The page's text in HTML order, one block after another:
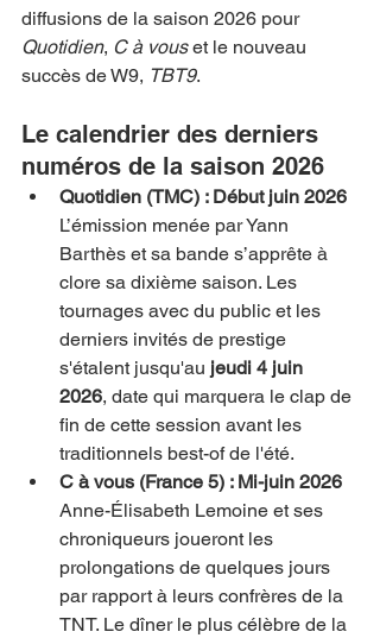
diffusions de la saison 2026 pour
Quotidien, C à vous et le nouveau
succès de W9, TBT9.
Le calendrier des derniers
numéros de la saison 2026
Quotidien (TMC) : Début juin 2026
L’émission menée par Yann
Barthès et sa bande s’apprête à
clore sa dixième saison. Les
tournages avec du public et les
derniers invités de prestige
s'étalent jusqu'au jeudi 4 juin
2026, date qui marquera le clap de
fin de cette session avant les
traditionnels best-of de l'été.
C à vous (France 5) : Mi-juin 2026
Anne-Élisabeth Lemoine et ses
chroniqueurs joueront les
prolongations de quelques jours
par rapport à leurs confrères de la
TNT. Le dîner le plus célèbre de la